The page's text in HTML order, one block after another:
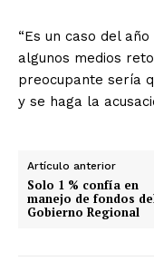
“Es un caso del
algunos medios
preocupante sería
y se haga la
Artículo anterior
Solo 1 % confía en
manejo de fondos
Gobierno Regional